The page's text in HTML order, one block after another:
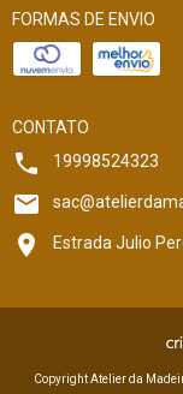
FORMAS DE ENVIO
CONTATO
19998524323
Estrada Julio
Copyright Atelier da